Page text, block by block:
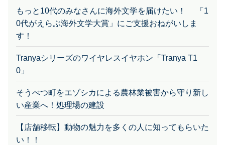
もっと10代のみなさんに海外文学を届けたい！ 「1
0代がえらぶ海外文学大賞」にご支援おねがいしま
す！
Tranyaシリーズのワイヤレスイヤホン「Tranya T1
0」
そうべつ町をエゾシカによる農林業被害から守り新し
い産業へ！処理場の建設
【店舗移転】動物の魅力を多くの人に知ってもらいた
い！！